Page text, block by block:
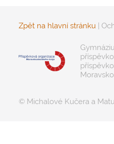
Zpět na hlavní stránku |
© Michalové Kučera a